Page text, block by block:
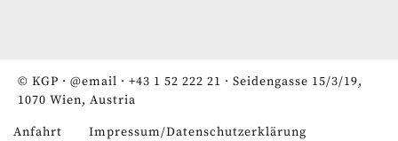
© KGP · @email · +43 1 52 222 21 · Seidengasse 15/3/19,
1070 Wien, Austria
Anfahrt Impressum/Datenschutzerklärung